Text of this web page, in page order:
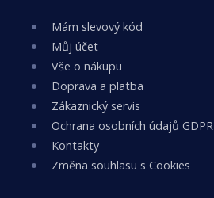
Mám slevový kód
Můj účet
Vše o nákupu
Doprava a platba
Zákaznický servis
Ochrana osobních údajů GDPR
Kontakty
Změna souhlasu s Cookies